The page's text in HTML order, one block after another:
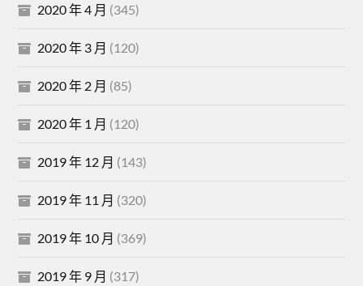
2020 年 4 月 (345)
2020 年 3 月 (120)
2020 年 2 月 (85)
2020 年 1 月 (120)
2019 年 12 月 (143)
2019 年 11 月 (320)
2019 年 10 月 (369)
2019 年 9 月 (317)